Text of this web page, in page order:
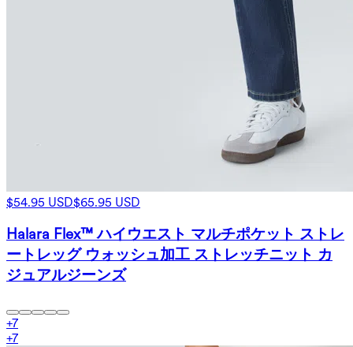
$54.95 USD$65.95 USD
Halara Flex™ ハイウエスト マルチポケット ストレ
ートレッグ ウォッシュ加工 ストレッチニット カ
ジュアルジーンズ
+7
+7